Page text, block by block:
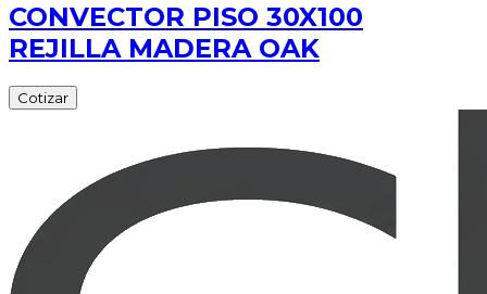
CONVECTOR PISO 30X100
REJILLA MADERA OAK
Cotizar